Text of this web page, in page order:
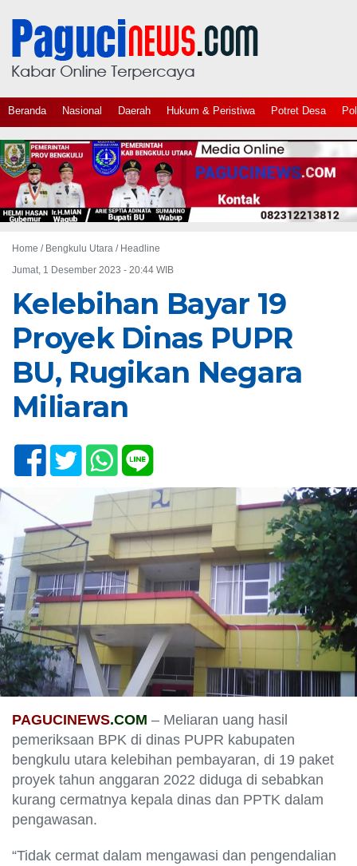
Beranda Nasional Daerah Hukum & Peristiwa Potret Desa
Home / Bengkulu Utara / Headline
Jumat, 1 Desember 2023 - 20:44 WIB
Kelebihan Bayar 19
Proyek Dinas PUPR
BU, Rugikan Negara
Miliaran
PAGUCINEWS.COM – Meliaran uang hasil
pemeriksaan BPK di dinas PUPR kabupaten
bengkulu utara kelebihan pembayaran, di 19 paket
proyek tahun anggaran 2022 diduga di sebabkan
kurang cermatnya kepala dinas dan PPTK dalam
pengawasan.
“Tidak cermat dalam mengawasi dan pengendalian